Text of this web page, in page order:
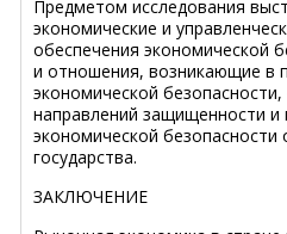
Предметом исследования
экономические и
обеспечения экономической
и отношения, возникающие в
экономической
направлений защищенности и
экономической безопасности
государства.
ЗАКЛЮЧЕНИЕ